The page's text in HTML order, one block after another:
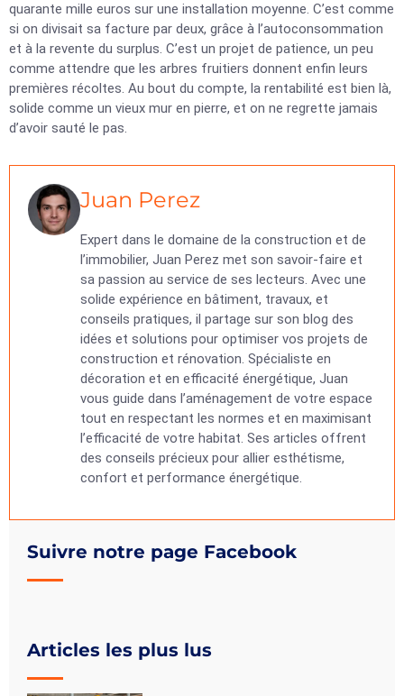
Suivre notre page Facebook
Articles les plus lus
quarante mille euros sur une installation moyenne. C’est comme
si on divisait sa facture par deux, grâce à l’autoconsommation
et à la revente du surplus. C’est un projet de patience, un peu
comme attendre que les arbres fruitiers donnent enfin leurs
premières récoltes. Au bout du compte, la rentabilité est bien là,
solide comme un vieux mur en pierre, et on ne regrette jamais
d’avoir sauté le pas.
Juan Perez
Expert dans le domaine de la construction et de
l’immobilier, Juan Perez met son savoir-faire et
sa passion au service de ses lecteurs. Avec une
solide expérience en bâtiment, travaux, et
conseils pratiques, il partage sur son blog des
idées et solutions pour optimiser vos projets de
construction et rénovation. Spécialiste en
décoration et en efficacité énergétique, Juan
vous guide dans l’aménagement de votre espace
tout en respectant les normes et en maximisant
l’efficacité de votre habitat. Ses articles offrent
des conseils précieux pour allier esthétisme,
confort et performance énergétique.